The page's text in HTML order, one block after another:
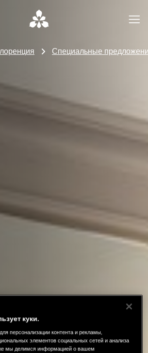
Специальные
куки.
персонализации контента и рекламы,
элементов социальных сетей и анализа
мы делимся информацией о вашем